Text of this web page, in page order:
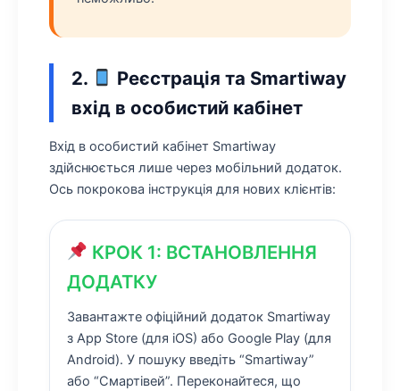
2.
Реєстрація та Smartiway
вхід в особистий кабінет
Вхід в особистий кабінет Smartiway
здійснюється лише через мобільний додаток.
Ось покрокова інструкція для нових клієнтів:
КРОК 1: ВСТАНОВЛЕННЯ
ДОДАТКУ
Завантажте офіційний додаток Smartiway
з App Store (для iOS) або Google Play (для
Android). У пошуку введіть “Smartiway”
або “Смартівей”. Переконайтеся, що